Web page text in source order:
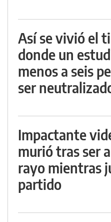
Así se vivió el
donde un
menos a seis
ser
Impactante
murió tras ser
rayo mientras
partido